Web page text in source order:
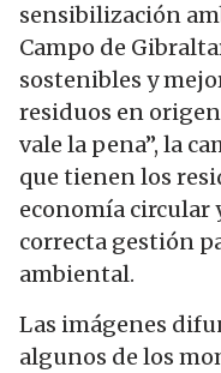
sensibilización
Campo de
sostenibles y
residuos en
vale la pena”, la
que tienen los
economía circular
correcta gestión
ambiental.
Las imágenes
algunos de los